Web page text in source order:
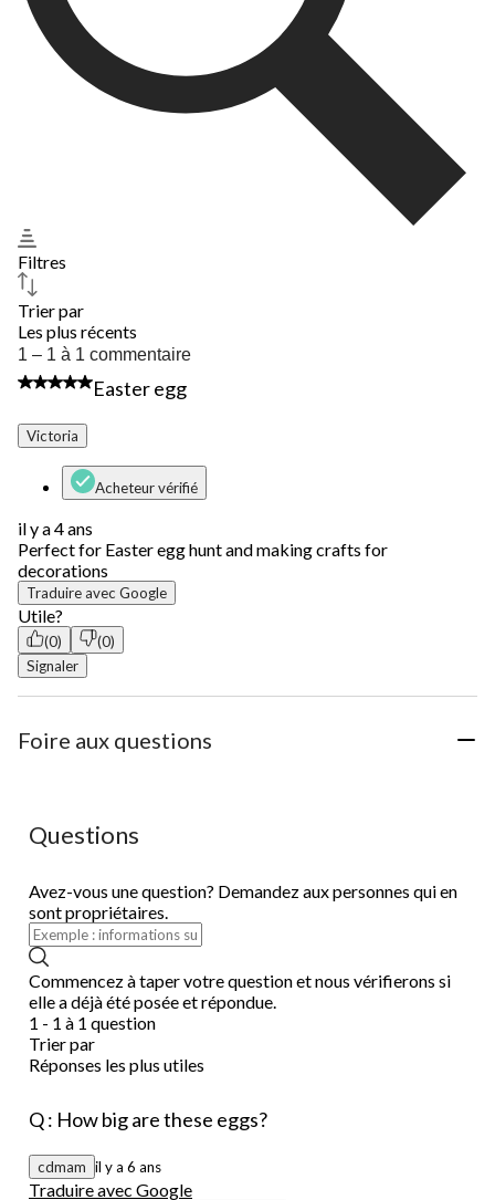
Filtres
Trier par
Les plus récents
1
à
1
1
1 – 1 à 1 commentaire
5 étoile(s) sur 5.
Easter egg
Victoria
Acheteur vérifié
il y a 4 ans
Perfect for Easter egg hunt and making crafts for
decorations
Traduire avec Google
Utile?
(0)
(0)
Signaler
Foire aux questions
Questions
Avez-vous une question? Demandez aux personnes qui en
sont propriétaires.
Commencez à taper votre question et nous vérifierons si
elle a déjà été posée et répondue.
1 - 1 à 1 question
Trier par
Réponses les plus utiles
Q : How big are these eggs?
cdmam il y a 6 ans
Traduire avec Google